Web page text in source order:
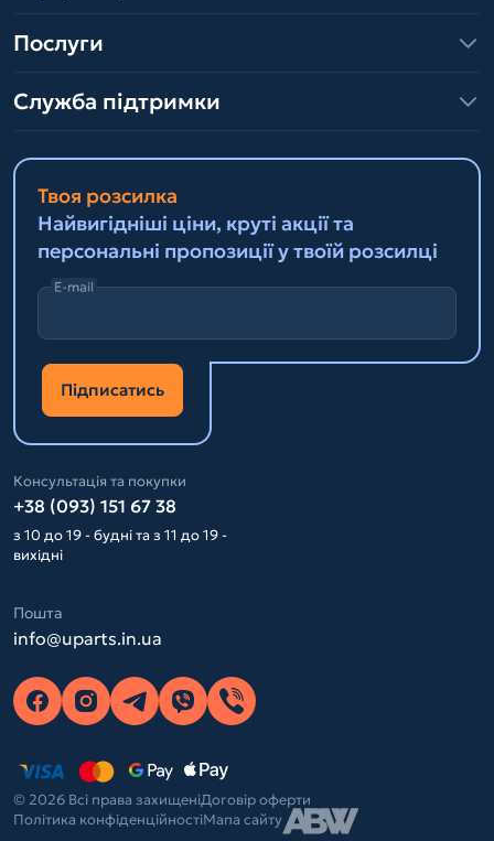
Послуги
Служба підтримки
Твоя розсилка
Найвигідніші ціни, круті акції та
персональні пропозиції у твоїй розсилці
E-mail
Підписатись
Консультація та покупки
+38 (093) 151 67 38
з 10 до 19 - будні та з 11 до 19 -
вихідні
Пошта
info@uparts.in.ua
© 2026 Всі права захищеніДоговір оферти
Політика конфіденційностіМапа сайту